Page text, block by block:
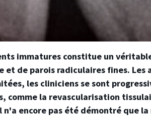
immatures constitue un
et de parois radiculaires fines.
les cliniciens se sont
comme la revascularisation
n'a encore pas été démontré que